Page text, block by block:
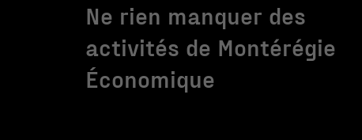
Ne rien manquer des
activités de Montérégie
Économique